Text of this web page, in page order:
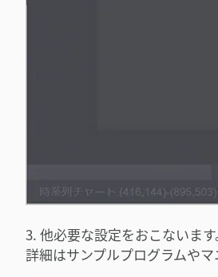
3. 他必要な設定をおこないます
詳細はサンプルプログラムや